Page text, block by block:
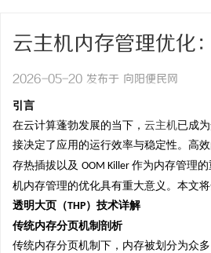
云主机内存管理优
调优
2026-05-20 发布于 向阳便民网
引言
在云计算蓬勃发展的当下， 云主机已成
接决定了应用的运行效率与稳定性。高
存热插拔以及 OOM Killer 作为内存管理
机内存管理的优化具有重大意义。本文
透明大页（THP）技术详解
传统内存分页机制剖析
传统内存分页机制下，内存被划分为众多